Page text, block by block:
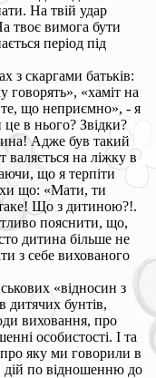
На твій удар
твоє вимога бути
період під
з скаргами батьків:
говорять», «хаміт на
те, що неприємно», - я
це в нього? Звідки?
Адже був такий
на ліжку в
що я терпіти
що: «Мати, ти
таке! Що з дитиною?!.
пояснити, що,
дитина більше не
з себе вихованого
«відносин з
дитячих бунтів,
виховання, про
особистості. І та
яку ми говорили в
дій по відношенню до